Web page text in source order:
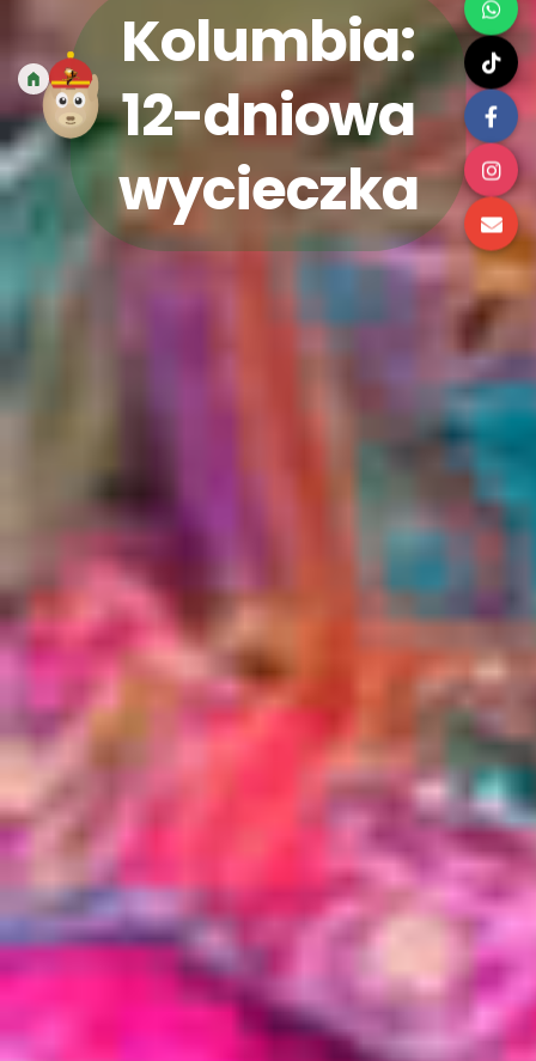
Kolumbia:
12-dniowa
wycieczka